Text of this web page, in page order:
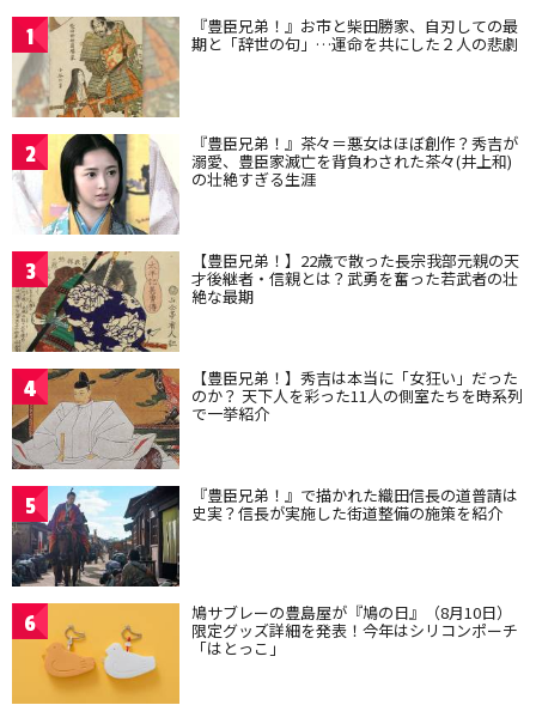
1 『豊臣兄弟！』お市と柴田勝家、自刃しての最
期と「辞世の句」…運命を共にした２人の悲劇
2 『豊臣兄弟！』茶々＝悪女はほぼ創作？秀吉が
溺愛、豊臣家滅亡を背負わされた茶々(井上和)
の壮絶すぎる生涯
3 【豊臣兄弟！】22歳で散った長宗我部元親の天
才後継者・信親とは？武勇を奮った若武者の壮
絶な最期
4 【豊臣兄弟！】秀吉は本当に「女狂い」だった
のか？ 天下人を彩った11人の側室たちを時系列
で一挙紹介
5 『豊臣兄弟！』で描かれた織田信長の道普請は
史実？信長が実施した街道整備の施策を紹介
6 鳩サブレーの豊島屋が『鳩の日』（8月10日）
限定グッズ詳細を発表！今年はシリコンポーチ
「はとっこ」